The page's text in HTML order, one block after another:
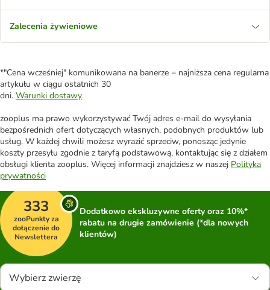
Zalecenia żywieniowe
*"Cena wcześniej" komunikowana na banerze = najniższa cena regularna
artykułu w ciągu ostatnich 30
dni. Warunki dostawy
zooplus ma prawo wykorzystywać Twój adres e-mail do wysyłania
bezpośrednich ofert dotyczących własnych, podobnych produktów lub
usług. W każdej chwili możesz wyrazić sprzeciw, ponosząc jedynie
koszty przesyłu zgodnie z taryfą podstawową, kontaktując się z działem
obsługi klienta zooplus. Więcej informacji znajdziesz w naszej Polityka
prywatności
333
zooPunkty za
dołączenie do
Newslettera
Dodatkowo ekskluzywne oferty oraz 10%*
rabatu na drugie zamówienie (*dla nowych
klientów)
Wybierz zwierzę